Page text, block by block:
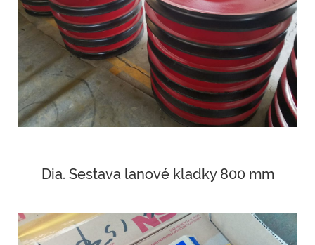
Dia. Sestava lanové kladky 800 mm